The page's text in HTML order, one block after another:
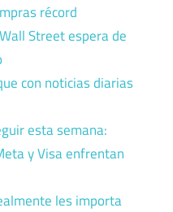
récord
Street espera de
con noticias diarias
esta semana:
y Visa enfrentan
les importa